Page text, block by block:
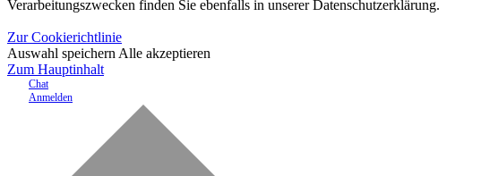
Verarbeitungszwecken finden Sie ebenfalls in unserer Datenschutzerklärung.
Zur Cookierichtlinie
Auswahl speichern Alle akzeptieren
Zum Hauptinhalt
Chat
Anmelden